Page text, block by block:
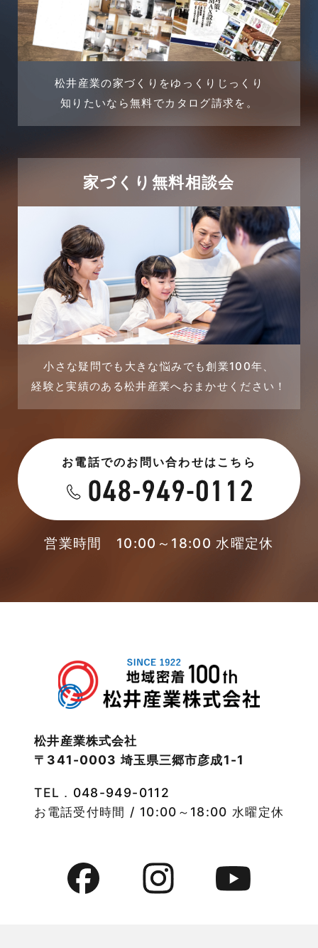
土地活用事例
土地活用提案
売買物件
太陽光発電活用事例
市民リフォームサービス
店舗・テナント施工事例
戸建賃貸住宅活用事例
採用情報
未分類
未分類
本店-ブログ
東武スカイツリーライン
注文住宅施工事例
物件検索
物件特集
竹ノ塚店-ブログ
貸倉庫・その他
2024年5月
2024年4月
2024年2月
2023年12月
2023年11月
2023年10月
2023年9月
2023年7月
2023年5月
2023年4月
2023年3月
2022年11月
2022年9月
2022年8月
2022年6月
松井産業の家づくりをゆっくりじっくり
知りたいなら無料でカタログ請求を。
家づくり無料相談会
小さな疑問でも大きな悩みでも創業100年、
経験と実績のある松井産業へおまかせください！
お電話でのお問い合わせはこちら
営業時間 10:00～18:00 水曜定休
松井産業株式会社
〒341-0003 埼玉県三郷市彦成1-1
TEL． 048-949-0112
お電話受付時間 / 10:00～18:00 水曜定休